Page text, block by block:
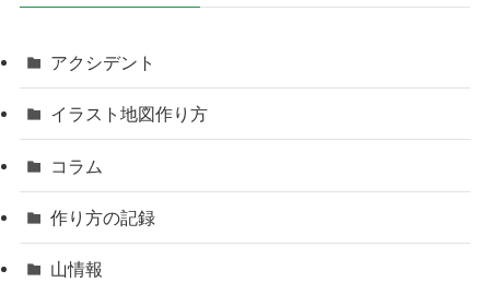
アクシデント
イラスト地図作り方
コラム
作り方の記録
山情報